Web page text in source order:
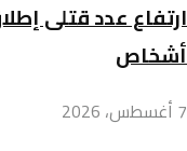
أشخاص
7 أغسطس، 2026